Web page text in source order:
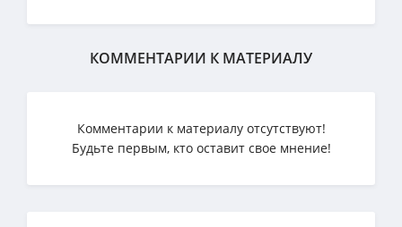
КОММЕНТАРИИ К МАТЕРИАЛУ
Комментарии к материалу отсутствуют!
Будьте первым, кто оставит свое мнение!